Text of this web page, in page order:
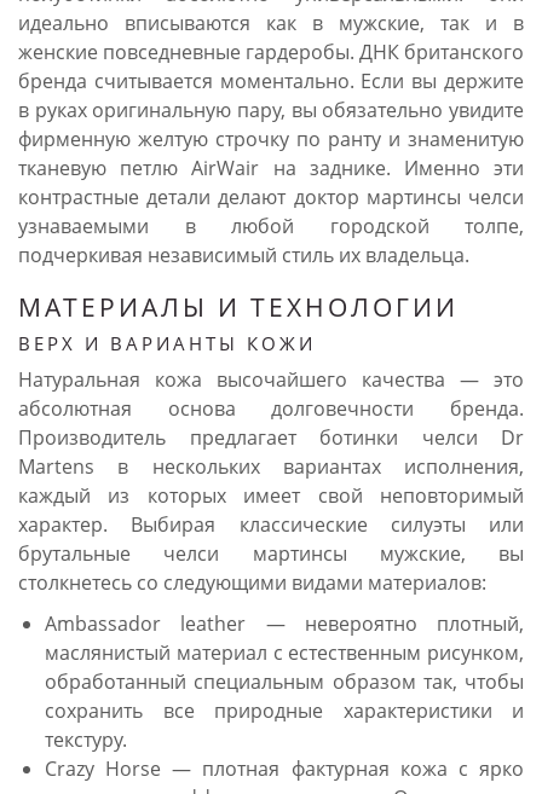
идеально вписываются как в мужские, так и в
женские повседневные гардеробы. ДНК британского
бренда считывается моментально. Если вы держите
в руках оригинальную пару, вы обязательно увидите
фирменную желтую строчку по ранту и знаменитую
тканевую петлю AirWair на заднике. Именно эти
контрастные детали делают доктор мартинсы челси
узнаваемыми в любой городской толпе,
подчеркивая независимый стиль их владельца.
МАТЕРИАЛЫ И ТЕХНОЛОГИИ
ВЕРХ И ВАРИАНТЫ КОЖИ
Натуральная кожа высочайшего качества — это
абсолютная основа долговечности бренда.
Производитель предлагает ботинки челси Dr
Martens в нескольких вариантах исполнения,
каждый из которых имеет свой неповторимый
характер. Выбирая классические силуэты или
брутальные челси мартинсы мужские, вы
столкнетесь со следующими видами материалов:
Ambassador leather — невероятно плотный,
маслянистый материал с естественным рисунком,
обработанный специальным образом так, чтобы
сохранить все природные характеристики и
текстуру.
Crazy Horse — плотная фактурная кожа с ярко